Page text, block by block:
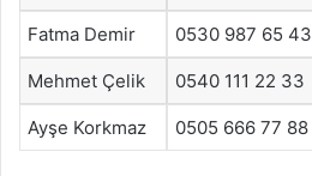
Fatma Demir 0530 987 65 43
Mehmet Çelik 0540 111 22 33
Ayşe Korkmaz 0505 666 77 88